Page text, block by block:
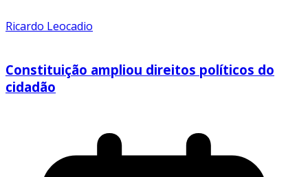
Ricardo Leocadio
Constituição ampliou direitos políticos do
cidadão